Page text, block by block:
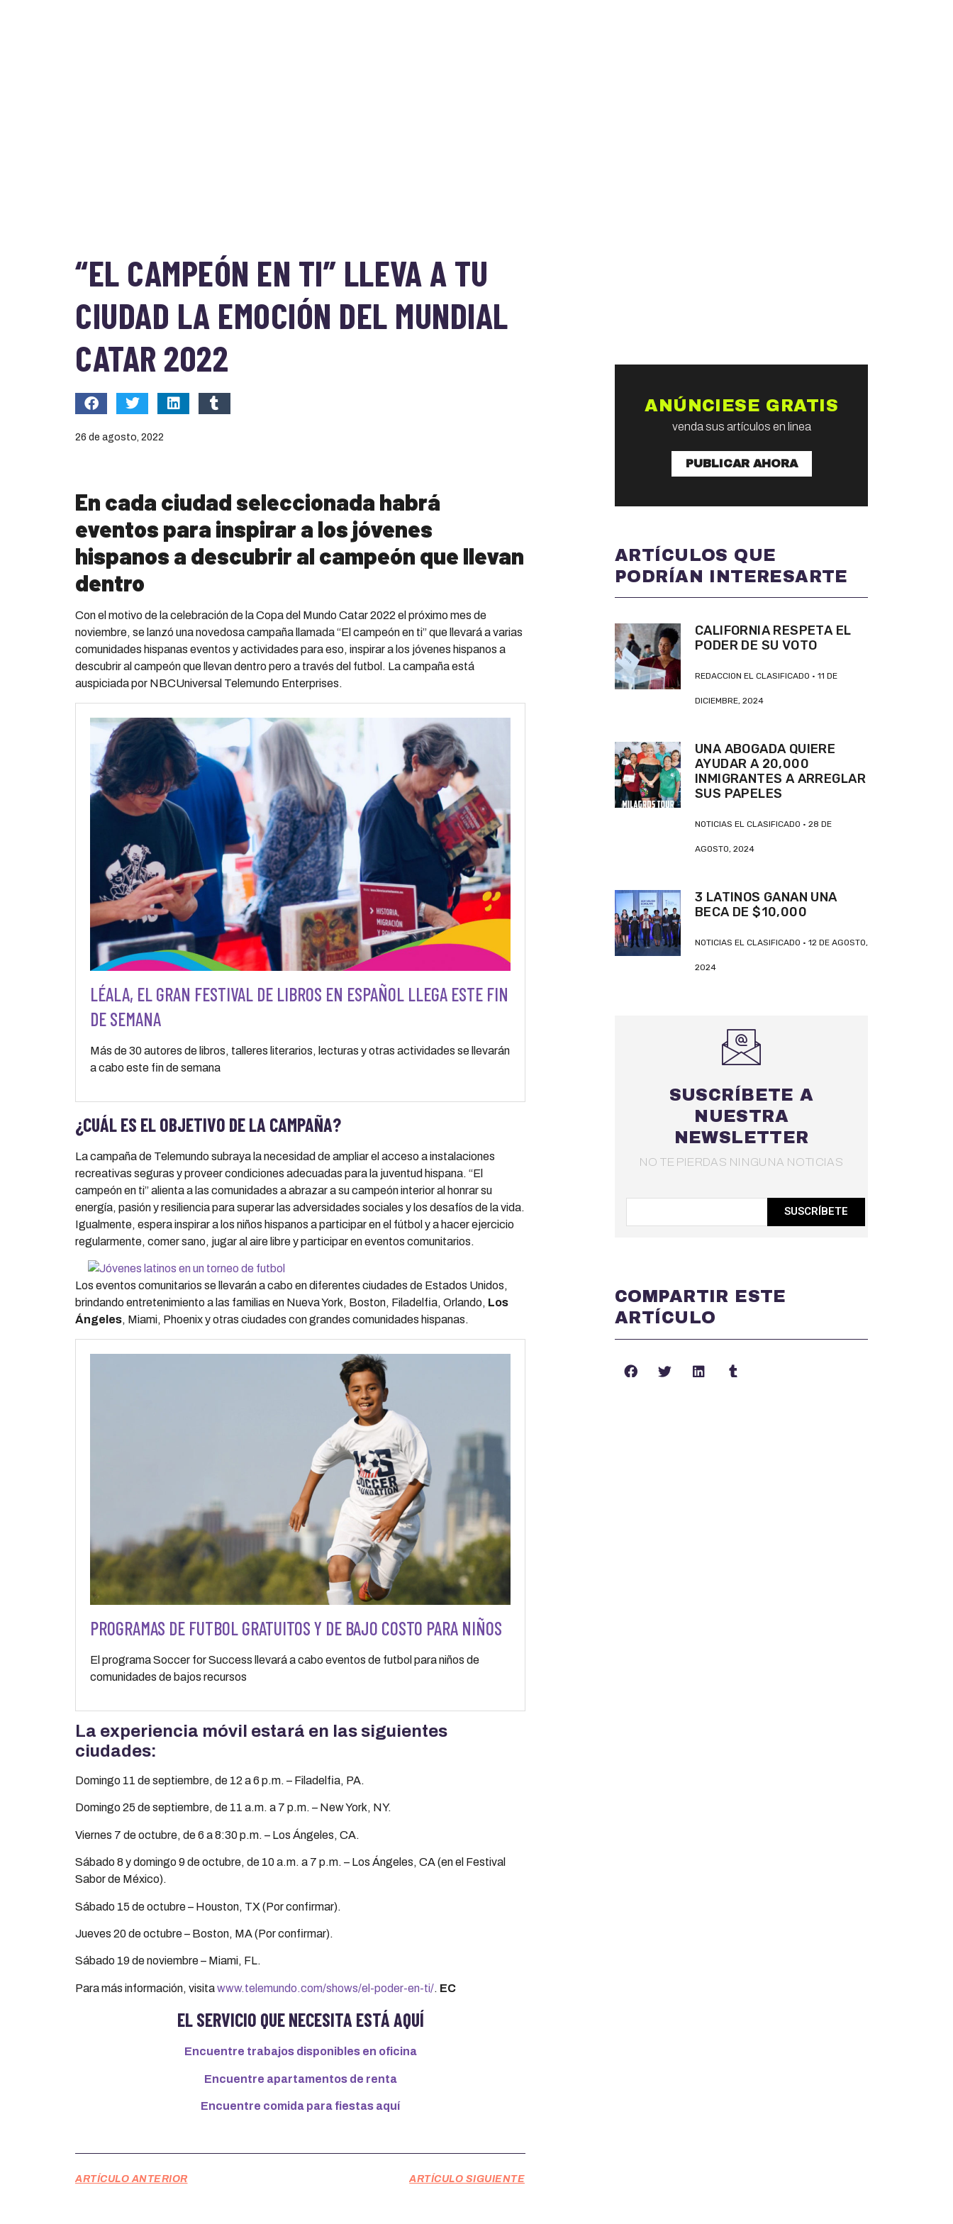
“EL CAMPEÓN EN TI” LLEVA A TU
CIUDAD LA EMOCIÓN DEL MUNDIAL
CATAR 2022
26 de agosto, 2022
En cada ciudad seleccionada habrá
eventos para inspirar a los jóvenes
hispanos a descubrir al campeón que llevan
dentro
Con el motivo de la celebración de la Copa del Mundo Catar 2022 el próximo mes de
noviembre, se lanzó una novedosa campaña llamada “El campeón en ti” que llevará a varias
comunidades hispanas eventos y actividades para eso, inspirar a los jóvenes hispanos a
descubrir al campeón que llevan dentro pero a través del futbol. La campaña está
auspiciada por NBCUniversal Telemundo Enterprises.
LÉALA, EL GRAN FESTIVAL DE LIBROS EN ESPAÑOL LLEGA ESTE FIN
DE SEMANA
Más de 30 autores de libros, talleres literarios, lecturas y otras actividades se llevarán
a cabo este fin de semana
¿CUÁL ES EL OBJETIVO DE LA CAMPAÑA?
La campaña de Telemundo subraya la necesidad de ampliar el acceso a instalaciones
recreativas seguras y proveer condiciones adecuadas para la juventud hispana. “El
campeón en ti” alienta a las comunidades a abrazar a su campeón interior al honrar su
energía, pasión y resiliencia para superar las adversidades sociales y los desafíos de la vida.
Igualmente, espera inspirar a los niños hispanos a participar en el fútbol y a hacer ejercicio
regularmente, comer sano, jugar al aire libre y participar en eventos comunitarios.
Los eventos comunitarios se llevarán a cabo en diferentes ciudades de Estados Unidos,
brindando entretenimiento a las familias en Nueva York, Boston, Filadelfia, Orlando, Los
Ángeles, Miami, Phoenix y otras ciudades con grandes comunidades hispanas.
PROGRAMAS DE FUTBOL GRATUITOS Y DE BAJO COSTO PARA NIÑOS
El programa Soccer for Success llevará a cabo eventos de futbol para niños de
comunidades de bajos recursos
La experiencia móvil estará en las siguientes
ciudades:
Domingo 11 de septiembre, de 12 a 6 p.m. – Filadelfia, PA.
Domingo 25 de septiembre, de 11 a.m. a 7 p.m. – New York, NY.
Viernes 7 de octubre, de 6 a 8:30 p.m. – Los Ángeles, CA.
Sábado 8 y domingo 9 de octubre, de 10 a.m. a 7 p.m. – Los Ángeles, CA (en el Festival
Sabor de México).
Sábado 15 de octubre – Houston, TX (Por confirmar).
Jueves 20 de octubre – Boston, MA (Por confirmar).
Sábado 19 de noviembre – Miami, FL.
Para más información, visitawww.telemundo.com/shows/el-poder-en-ti/. EC
EL SERVICIO QUE NECESITA ESTÁ AQUÍ
Encuentre trabajos disponibles en oficina
Encuentre apartamentos de renta
Encuentre comida para fiestas aquí
ARTÍCULO ANTERIOR ARTÍCULO SIGUIENTE
ANÚNCIESE GRATIS
venda sus artículos en linea
PUBLICAR AHORA
ARTÍCULOS QUE
PODRÍAN INTERESARTE
CALIFORNIA RESPETA EL
PODER DE SU VOTO
REDACCION EL CLASIFICADO 11 DE
DICIEMBRE, 2024
UNA ABOGADA QUIERE
AYUDAR A 20,000
INMIGRANTES A ARREGLAR
SUS PAPELES
NOTICIAS EL CLASIFICADO 28 DE
AGOSTO, 2024
3 LATINOS GANAN UNA
BECA DE $10,000
NOTICIAS EL CLASIFICADO 12 DE AGOSTO,
2024
SUSCRÍBETE A
NUESTRA
NEWSLETTER
NO TE PIERDAS NINGUNA NOTICIAS
SUSCRÍBETE
COMPARTIR ESTE
ARTÍCULO